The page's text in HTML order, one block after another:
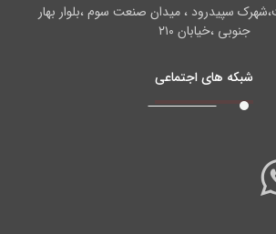
سپیدرود ، میدان صنعت سوم ،بلوار بهار
جنوبی ،خیابان ۲۱۰
شبکه های اجتماعی